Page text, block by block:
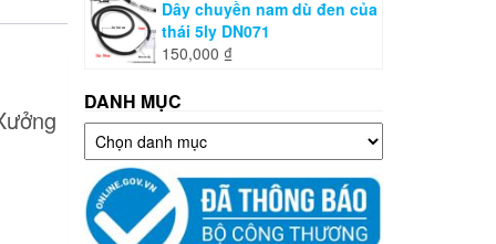
Dây chuyền nam dù đen của
thái 5ly DN071
150,000 ₫
DANH MỤC
Danh
mục